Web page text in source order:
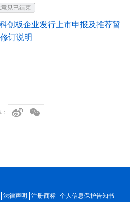
创板企业发行上市申报及推荐暂
订说明
法律声明 注册商标 个人信息保护告知书